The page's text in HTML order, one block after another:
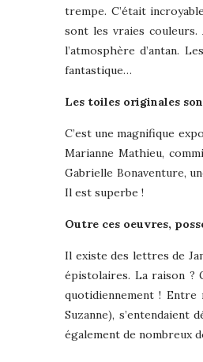
trempe. C’était
sont les vraies couleurs.
l’atmosphère d’antan.
fantastique…
Les toiles originales
C’est une magnifique
Marianne Mathieu,
Gabrielle Bonaventure,
Il est superbe !
Outre ces oeuvres,
Il existe des lettres de
épistolaires. La raison ?
quotidiennement !
Suzanne),
également de nombreux